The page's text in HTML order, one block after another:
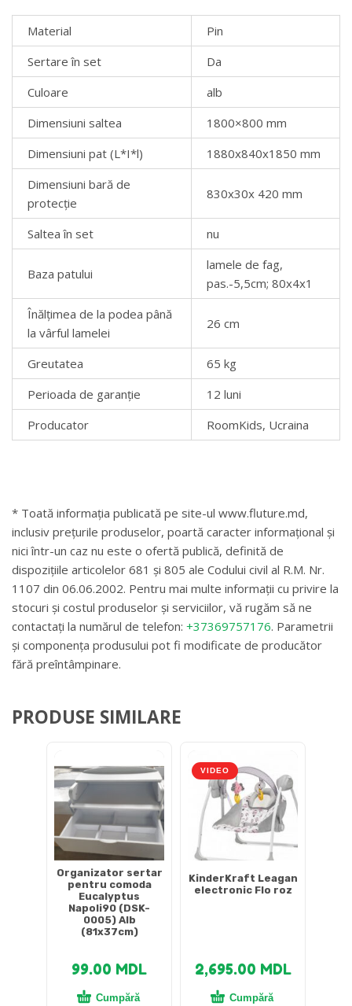
Material
Pin
Sertare în set
Da
Culoare
alb
Dimensiuni saltea
1800×800 mm
Dimensiuni pat (L*I*l)
1880x840x1850 mm
Dimensiuni bară de
protecție
830x30x 420 mm
Saltea în set nu
Baza patului
lamele de fag,
pas.-5,5cm; 80x4x1
Înălțimea de la podea până
la vârful lamelei
26 cm
Greutatea
65 kg
Perioada de garanție
12 luni
Producator
RoomKids, Ucraina
* Toată informația publicată pe site-ul www.fluture.md,
inclusiv prețurile produselor, poartă caracter informațional și
nici într-un caz nu este o ofertă publică, definită de
dispozițiile articolelor 681 și 805 ale Codului civil al R.M. Nr.
1107 din 06.06.2002. Pentru mai multe informații cu privire la
stocuri și costul produselor și serviciilor, vă rugăm să ne
contactați la numărul de telefon: +37369757176. Parametrii
și componența produsului pot fi modificate de producător
fără preîntâmpinare.
PRODUSE SIMILARE
Organizator sertar
pentru comoda
Eucalyptus
Napoli90 (DSK-
0005) Alb
(81x37cm)
99.00 MDL
Cumpără
VIDEO
KinderKraft Leagan
electronic Flo roz
2,695.00 MDL
Cumpără